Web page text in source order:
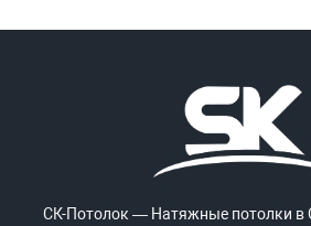
СК-Потолок — Натяжные потолки в